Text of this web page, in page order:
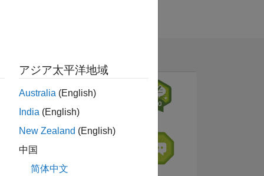
アジア太平洋地域
Australia (English)
India (English)
New Zealand (English)
中国
简体中文